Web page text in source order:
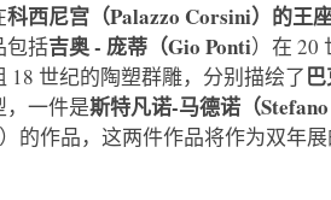
科西尼宫（Palazzo Corsini）的王
包括吉奥- 庞蒂（Gio Ponti）在 20
18 世纪的陶塑群雕，分别描绘了
，一件是斯特凡诺-马德诺（
）的作品，这两件作品将作为双年